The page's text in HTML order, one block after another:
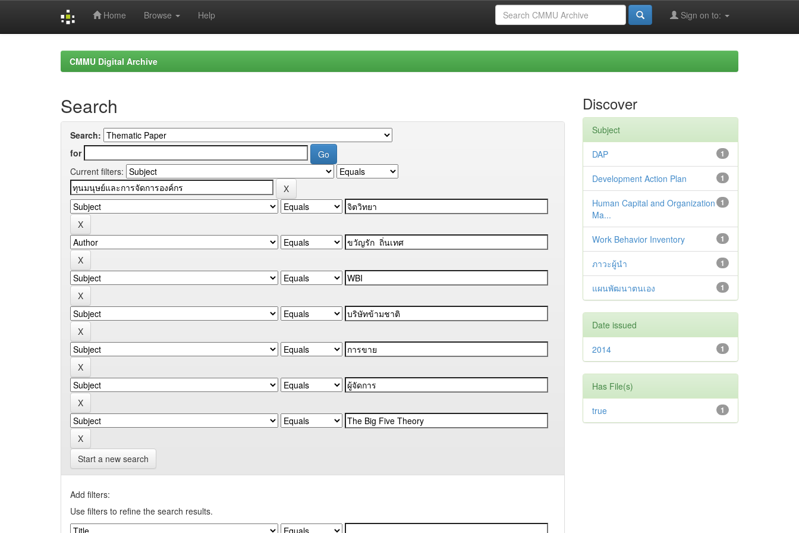
Home Browse Help Sign on to:
CMMU Digital Archive
Search
Search:
for
Current filters:
Start a new search
Add filters:
Use filters to refine the search results.
Discover
Subject
1
DAP
1
Development Action Plan
1
Human Capital and Organization
Ma...
1
Work Behavior Inventory
1
ภาวะผู้นำ
1
แผนพัฒนาตนเอง
Date issued
1
2014
Has File(s)
1
true